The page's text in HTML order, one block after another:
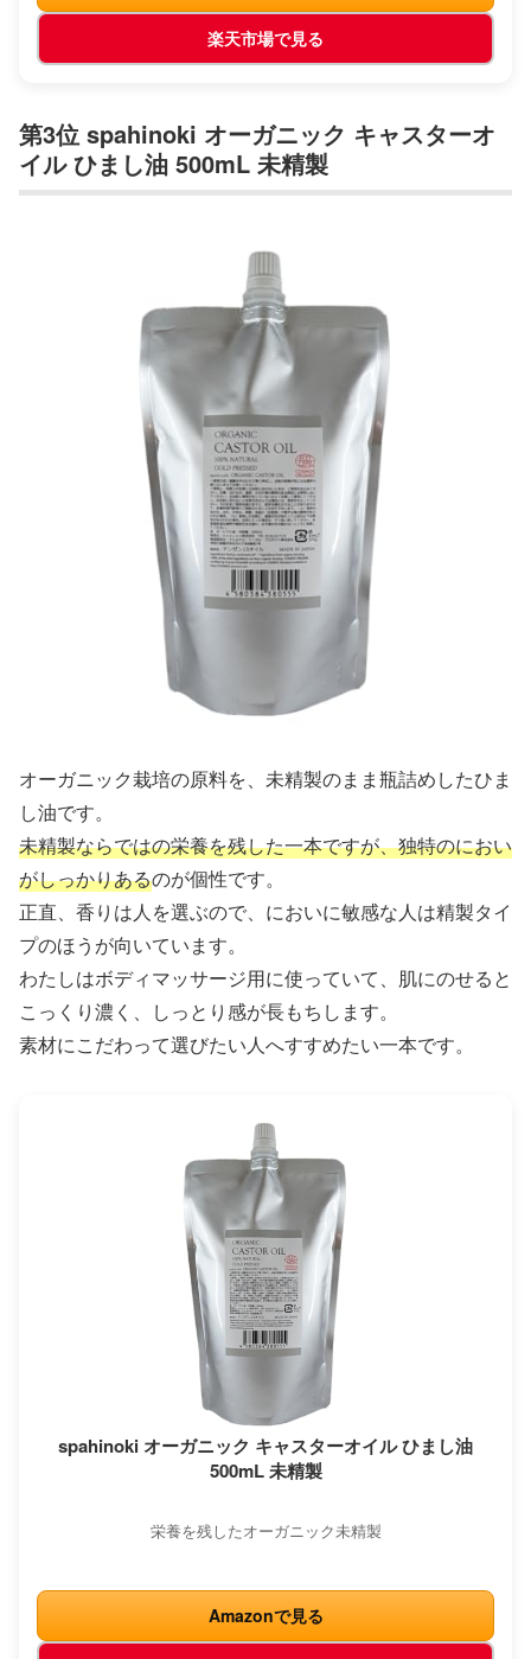
楽天市場で見る
第3位 spahinoki オーガニック キャスターオ
イル ひまし油 500mL 未精製
オーガニック栽培の原料を、未精製のまま瓶詰めしたひま
し油です。
未精製ならではの栄養を残した一本ですが、独特のにおい
がしっかりあるのが個性です。
正直、香りは人を選ぶので、においに敏感な人は精製タイ
プのほうが向いています。
わたしはボディマッサージ用に使っていて、肌にのせると
こっくり濃く、しっとり感が長もちします。
素材にこだわって選びたい人へすすめたい一本です。
spahinoki オーガニック キャスターオイル ひまし油
500mL 未精製
栄養を残したオーガニック未精製
Amazonで見る